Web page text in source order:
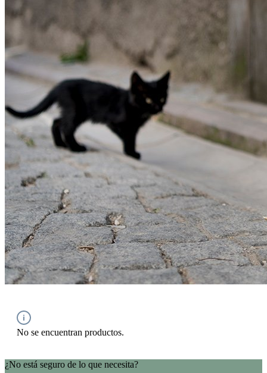
No se encuentran productos.
¿No está seguro de lo que necesita?